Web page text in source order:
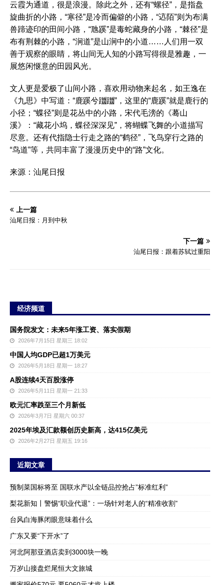
云霞为通道，很是浪漫。除此之外，还有“螺径”，是指盘
旋曲折的小路，“寒径”是冷而偏僻的小路，“迒陌”则为布满
兽蹄迹印的田间小路，“虺蹊”是毒蛇藏身的小路，“棘径”是
布有荆棘的小路，“涧道”是山涧中的小道……人们用一双
善于观察的眼睛，将山间无人知的小路写得很是雅趣，一
展悠闲惬意的田园风光。
文人更是爱极了山间小路，喜欢用动物来起名，如王逸在
《九思》中写道：“鹿蹊兮躖躖”，这里的“鹿蹊”就是鹿行的
小径；“蝶径”则是花丛中的小路，宋代毛滂的《蓦山
溪》：“藏花小坞，蝶径深深见”，将蝴蝶飞舞的小道描写
尽意。还有代指隐士行走之路的“鹤径”，飞鸟穿行之路的
“鸟道”等，共同丰富了漫漫历史中的“路”文化。
来源：汕尾日报
上一篇
汕尾日报：月到中秋
下一篇
汕尾日报：跟着苏轼过重阳
经济频道
国务院发文：未来5年涨工资、落实假期
2026年7月15日 星期三 18:02
中国人均GDP已超1万美元
2026年5月18日 星期一 18:27
A股连续4天百股涨停
2026年5月11日 星期一 21:33
欧元汇率跌至三个月新低
2026年3月7日 星期六 00:37
2025年埃及汇款额创历史新高，达415亿美元
2026年2月27日 星期五 19:16
近期文章
预制菜国标将至 国联水产以全链品控抢占”标准红利”
梨花新知丨警惕“职业代退”：一场针对老人的“精准收割”
台风白海豚闭眼意味着什么
广东又要“下开水”了
河北阿那亚酒店卖到3000块一晚
万岁山接盘烂尾恒大文旅城